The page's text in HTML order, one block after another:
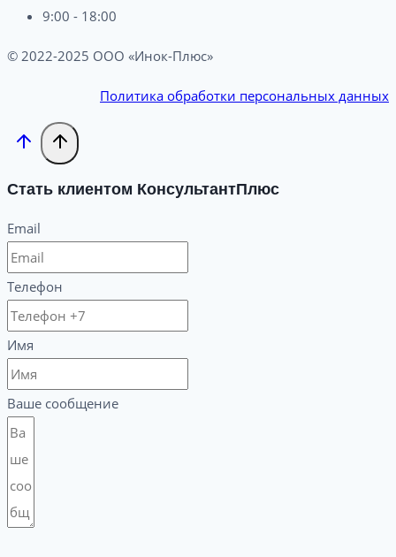
9:00 - 18:00
© 2022-2025 ООО «Инок-Плюс»
Политика обработки персональных данных
Стать клиентом КонсультантПлюс
Email
Телефон
Имя
Ваше сообщение